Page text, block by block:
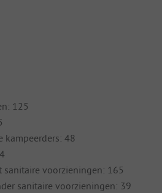
125
kampeerders: 48
sanitaire voorzieningen: 165
sanitaire voorzieningen: 39